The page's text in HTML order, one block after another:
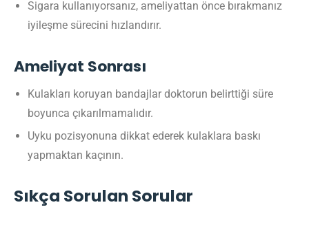
Sigara kullanıyorsanız, ameliyattan önce bırakmanız
iyileşme sürecini hızlandırır.
Ameliyat Sonrası
Kulakları koruyan bandajlar doktorun belirttiği süre
boyunca çıkarılmamalıdır.
Uyku pozisyonuna dikkat ederek kulaklara baskı
yapmaktan kaçının.
Sıkça Sorulan Sorular